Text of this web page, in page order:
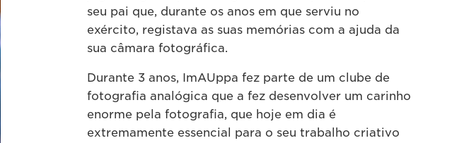
seu pai que, durante os anos em que serviu no
exército, registava as suas memórias com a ajuda da
sua câmara fotográfica.
Durante 3 anos, ImAUppa fez parte de um clube de
fotografia analógica que a fez desenvolver um carinho
enorme pela fotografia, que hoje em dia é
extremamente essencial para o seu trabalho criativo